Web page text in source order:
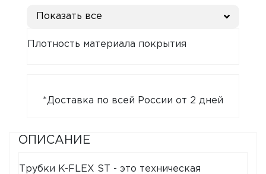
Показать все
Плотность материала покрытия
*Доставка по всей России от 2 дней
ОПИСАНИЕ
Трубки K-FLEX ST - это техническая